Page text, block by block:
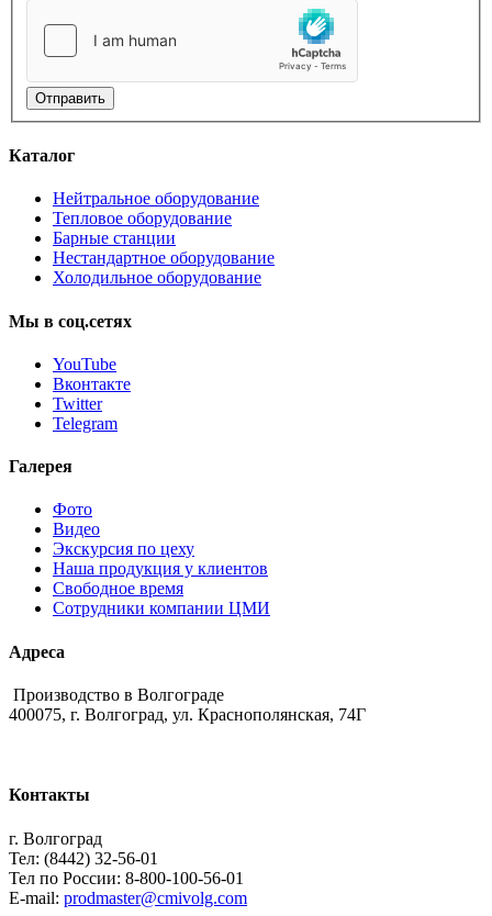
Отправить
Каталог
Нейтральное оборудование
Тепловое оборудование
Барные станции
Нестандартное оборудование
Холодильное оборудование
Мы в соц.сетях
YouTube
Вконтакте
Twitter
Telegram
Галерея
Фото
Видео
Экскурсия по цеху
Наша продукция у клиентов
Свободное время
Сотрудники компании ЦМИ
Адреса
Производство в Волгограде
400075, г. Волгоград, ул. Краснополянская, 74Г
Контакты
г. Волгоград
Тел: (8442) 32-56-01
Тел по России: 8-800-100-56-01
E-mail: prodmaster@cmivolg.com